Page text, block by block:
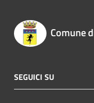
Comune
SEGUICI SU